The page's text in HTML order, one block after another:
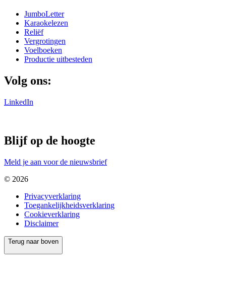
JumboLetter
Karaokelezen
Reliëf
Vergrotingen
Voelboeken
Productie uitbesteden
Volg ons:
LinkedIn
Blijf op de hoogte
Meld je aan voor de nieuwsbrief
© 2026
Privacyverklaring
Toegankelijkheidsverklaring
Cookieverklaring
Disclaimer
Terug naar boven